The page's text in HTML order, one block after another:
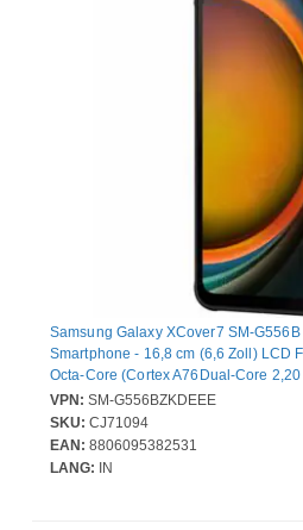
Samsung Galaxy XCover7 SM-
Smartphone - 16,8 cm (6,6 Zoll) LCD
Octa-Core (Cortex A76Dual-Core
Core 2 GHz - 6 GB RAM - Android 14 -
Support - kein SIM-Lock - Front
Camera: 50 Megapixel - 4050 mAh
Kommunikation
VPN: SM-G556BZKDEEE
SKU: CJ71094
EAN: 8806095382531
LANG: IN